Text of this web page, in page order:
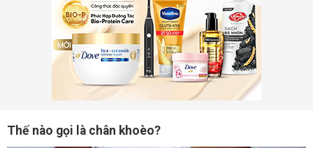
Thế nào gọi là chân khoèo?